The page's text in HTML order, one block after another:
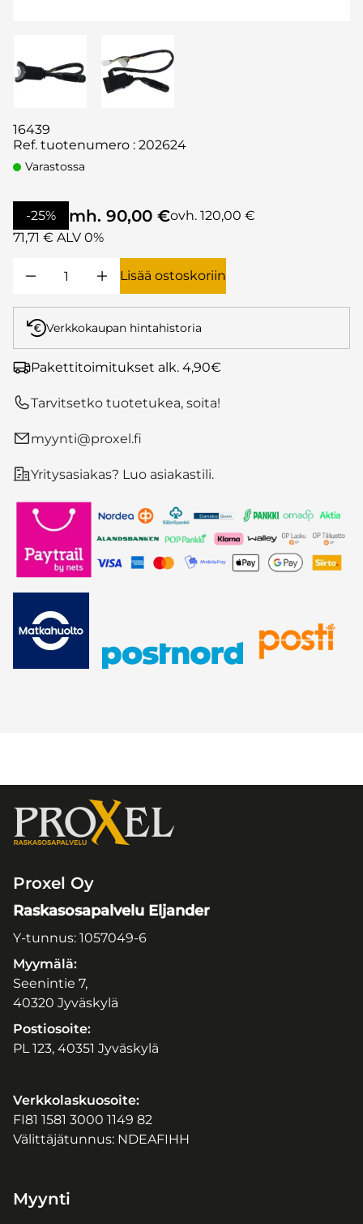
16439
Ref. tuotenumero : 202624
Varastossa
-25% mh. 90,00 €
ovh. 120,00 €
71,71 € ALV 0%
Lisää ostoskoriin
Verkkokaupan hintahistoria
Pakettitoimitukset alk. 4,90€
Tarvitsetko tuotetukea, soita!
myynti@proxel.fi
Yritysasiakas? Luo asiakastili.
Proxel Oy
Raskasosapalvelu Eljander
Y-tunnus: 1057049-6
Myymälä:
Seenintie 7,
40320 Jyväskylä
Postiosoite:
PL 123, 40351 Jyväskylä
Verkkolaskuosoite:
FI81 1581 3000 1149 82
Välittäjätunnus: NDEAFIHH
Myynti